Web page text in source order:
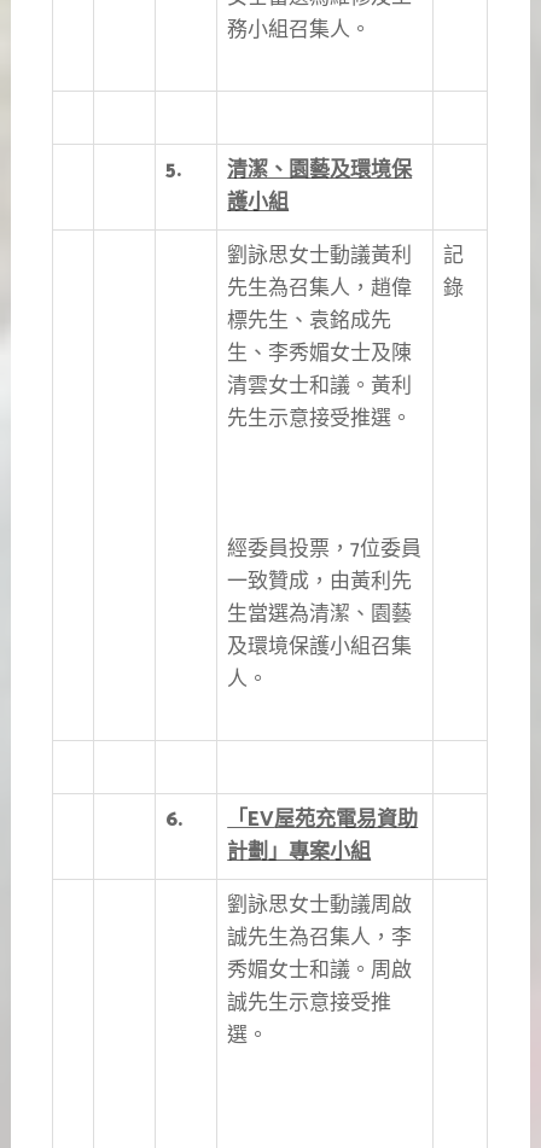
務小組召集人。
5.
清潔、園藝及環境保
護小組
劉詠思女士動議黃利
先生為召集人，趙偉
標先生、袁銘成先
生、李秀媚女士及陳
清雲女士和議。黃利
先生示意接受推選。
經委員投票，7位委員
一致贊成，由黃利先
生當選為清潔、園藝
及環境保護小組召集
人。
記
錄
6. 「EV屋苑充電易資助
計劃」專案小組
劉詠思女士動議周啟
誠先生為召集人，李
秀媚女士和議。周啟
誠先生示意接受推
選。